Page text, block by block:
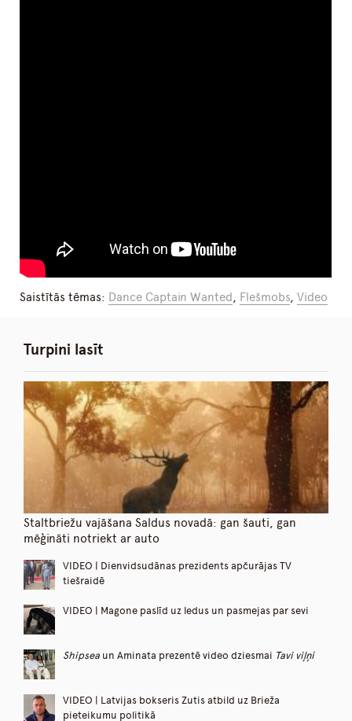
Saistītās tēmas: Dance Captain Wanted, Flešmobs,Video
Turpini lasīt
Staltbriežu vajāšana Saldus novadā: gan šauti, gan
mēģināti notriekt ar auto
VIDEO | Dienvidsudānas prezidents apčurājas TV
tiešraidē
VIDEO | Magone paslīd uz ledus un pasmejas par sevi
Shipsea un Aminata prezentē video dziesmai Tavi viļņi
VIDEO | Latvijas bokseris Zutis atbild uz Brieža
pieteikumu politikā